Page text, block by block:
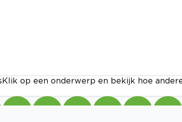
Klik op een onderwerp en bekijk hoe